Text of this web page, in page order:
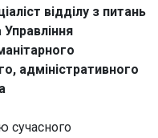
відділу з питань
адміністративного
сучасного